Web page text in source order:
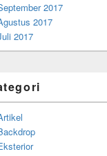
2017
2017
2017